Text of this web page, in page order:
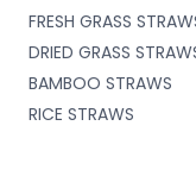
m -
i
-
f
FRESH GRASS
DRIED GRASS
BAMBOO STRAWS
RICE STRAWS